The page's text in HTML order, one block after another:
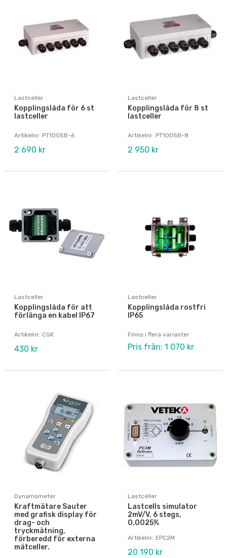
Lastceller
Kopplingslåda för 6 st
lastceller
Artikelnr: PT100SB-6
2 690 kr
Lastceller
Kopplingslåda för 8 st
lastceller
Artikelnr: PT100SB-8
2 950 kr
Lastceller
Kopplingslåda för att
förlänga en kabel IP67
Artikelnr: CSK
430 kr
Lastceller
Kopplingslåda rostfri
IP65
Finns i flera varianter
Pris från: 1 070 kr
Dynamometer
Kraftmätare Sauter
med grafisk display för
drag- och
tryckmätning,
förberedd för externa
mätceller.
Lastceller
Lastcells simulator
2mV/V, 6 stegs,
0,0025%
Artikelnr: EPC2M
20 190 kr